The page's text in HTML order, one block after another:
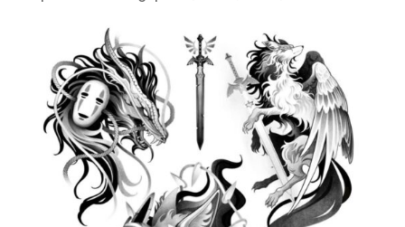
PROCHAIN EVENT
CANDIDATER
NOS EXPOSANTS
CONTACT
PARTENAIRES